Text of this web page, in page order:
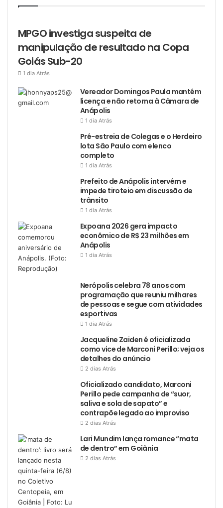
MPGO investiga suspeita de
manipulação de resultado na Copa
Goiás Sub-20
1 dia Atrás
Vereador Domingos Paula mantém
licença e não retorna à Câmara de
Anápolis
1 dia Atrás
Pré-estreia de Colegas e o Herdeiro
lota São Paulo com elenco
completo
1 dia Atrás
Prefeito de Anápolis intervém e
impede tiroteio em discussão de
trânsito
1 dia Atrás
Expoana 2026 gera impacto
econômico de R$ 23 milhões em
Anápolis
1 dia Atrás
Nerópolis celebra 78 anos com
programação que reuniu milhares
de pessoas e segue com atividades
esportivas
1 dia Atrás
Jacqueline Zaiden é oficializada
como vice de Marconi Perillo; veja os
detalhes do anúncio
2 dias Atrás
Oficializado candidato, Marconi
Perillo pede campanha de “suor,
saliva e sola de sapato” e
contrapõe legado ao improviso
2 dias Atrás
Lari Mundim lança romance “mata
de dentro” em Goiânia
2 dias Atrás